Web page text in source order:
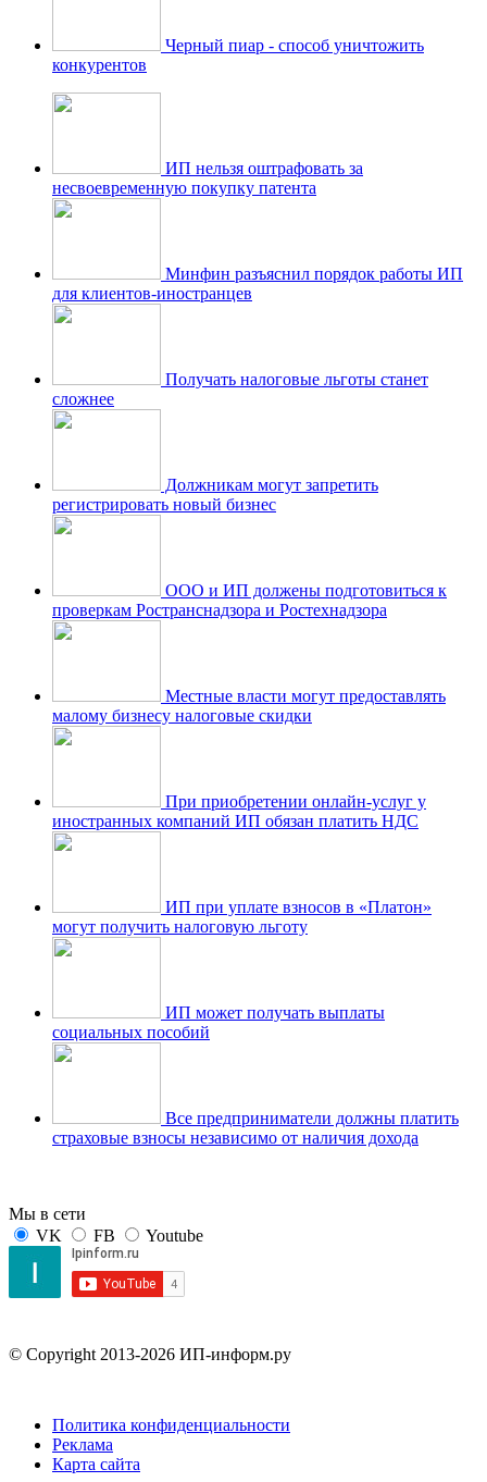
Черный пиар - способ уничтожить
конкурентов
ИП нельзя оштрафовать за
несвоевременную покупку патента
Минфин разъяснил порядок работы ИП
для клиентов-иностранцев
Получать налоговые льготы станет
сложнее
Должникам могут запретить
регистрировать новый бизнес
ООО и ИП должены подготовиться к
проверкам Ространснадзора и Ростехнадзора
Местные власти могут предоставлять
малому бизнесу налоговые скидки
При приобретении онлайн-услуг у
иностранных компаний ИП обязан платить НДС
ИП при уплате взносов в «Платон»
могут получить налоговую льготу
ИП может получать выплаты
социальных пособий
Все предприниматели должны платить
страховые взносы независимо от наличия дохода
Мы в сети
VK
FB Youtube
© Copyright 2013-2026 ИП-информ.ру
Политика конфиденциальности
Реклама
Карта сайта